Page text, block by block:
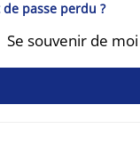
passe perdu ?
Se souvenir de moi